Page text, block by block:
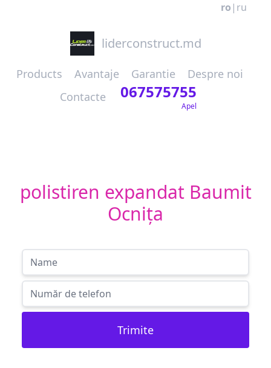
ro | ru
liderconstruct.md
Products Avantaje Garantie
Despre noi
Contacte
067575755
Apel
polistiren expandat Baumit
Ocnița
Trimite